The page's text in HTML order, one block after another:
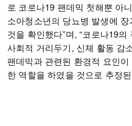
로 코로나19 팬데믹 첫해뿐 아
소아청소년의 당뇨병 발생에
것을 확인했다”며, “코로나19
사회적 거리두기, 신체 활동 감
팬데믹과 관련된 환경적 요인
한 역할을 하였을 것으로 추정